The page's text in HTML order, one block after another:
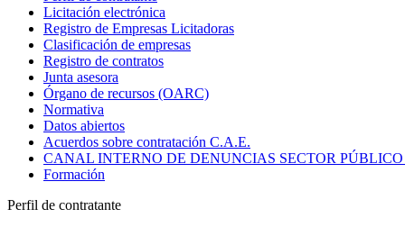
Licitación electrónica
Registro de Empresas Licitadoras
Clasificación de empresas
Registro de contratos
Junta asesora
Órgano de recursos (OARC)
Normativa
Datos abiertos
Acuerdos sobre contratación C.A.E.
CANAL INTERNO DE DENUNCIAS SECTOR
Formación
Perfil de contratante